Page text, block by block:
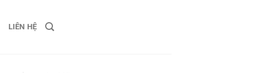
LIÊN HỆ